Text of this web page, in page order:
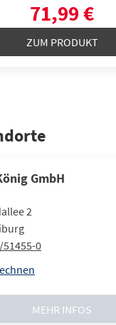
71,99 €
ZUM PRODUKT
GmbH
2
0
MEHR INFOS